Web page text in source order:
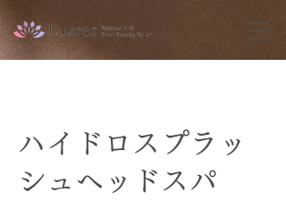
ハイドロスプラッ
シュヘッドスパ